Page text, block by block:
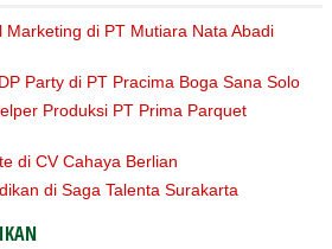
Marketing di PT Mutiara Nata Abadi
Party di PT Pracima Boga Sana Solo
Produksi PT Prima Parquet
di CV Cahaya Berlian
di Saga Talenta Surakarta